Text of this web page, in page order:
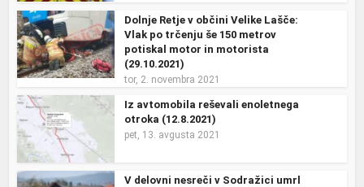
Dolnje Retje v občini Velike Lašče:
Vlak po trčenju še 150 metrov
potiskal motor in motorista
(29.10.2021)
tor, 2. novembra 2021
Iz avtomobila reševali enoletnega
otroka (12.8.2021)
pet, 13. avgusta 2021
V delovni nesreči v Sodražici umrl